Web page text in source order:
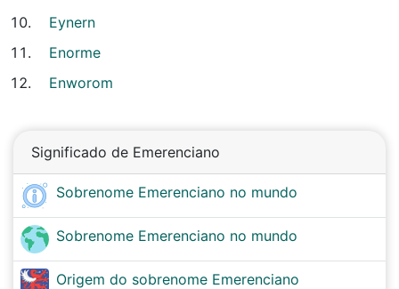
Eynern
Enorme
Enworom
Significado de Emerenciano
Sobrenome Emerenciano no mundo
Sobrenome Emerenciano no mundo
Origem do sobrenome Emerenciano